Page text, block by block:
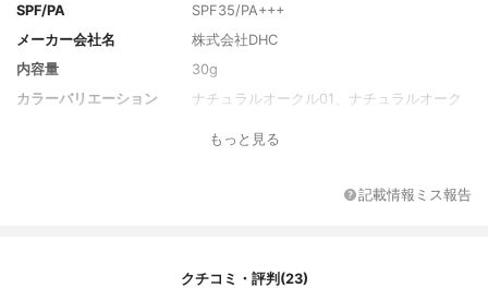
SPF/PA
SPF35/PA+++
メーカー会社名
株式会社DHC
内容量
30g
カラーバリエーション
ナチュラルオークル01、ナチュラルオーク
水、シクロペンタシロキサン、エタノー
シエチルジメチコン、ビスPEG－18メチル
メチコン、カプリリルメチコン、ポリメチ
もっと見る
記載情報ミス報告
クチコミ・評判(23)